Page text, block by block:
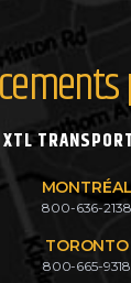
XTL
MONTRÉAL
800-636-2138
TORONTO
800-665-9318